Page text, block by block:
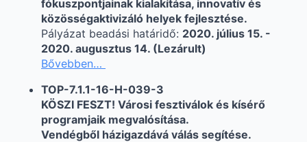
fókuszpontjainak kialakítása, innovatív és
közösségaktivizáló helyek fejlesztése.
Pályázat beadási határidő: 2020. július 15. -
2020. augusztus 14. (Lezárult)
Bővebben…
TOP-7.1.1-16-H-039-3
KÖSZI FESZT! Városi fesztiválok és kísérő
programjaik megvalósítása.
Vendégből házigazdává válás segítése.